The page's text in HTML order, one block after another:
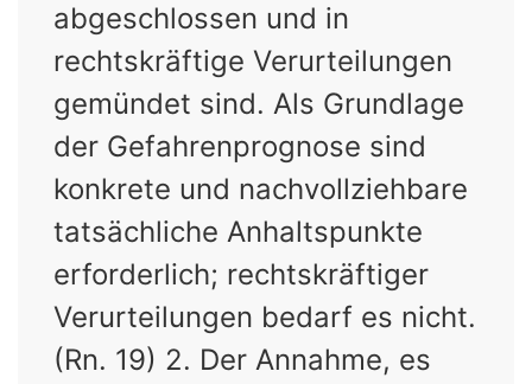
abgeschlossen und in
rechtskräftige Verurteilungen
gemündet sind. Als Grundlage
der Gefahrenprognose sind
konkrete und nachvollziehbare
tatsächliche Anhaltspunkte
erforderlich; rechtskräftiger
Verurteilungen bedarf es nicht.
(Rn. 19) 2. Der Annahme, es